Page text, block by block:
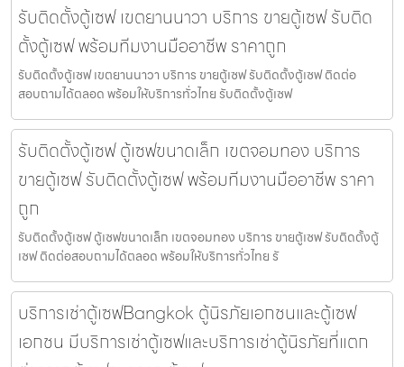
รับติดตั้งตู้เซฟ เขตยานนาวา บริการ ขายตู้เซฟ รับติด
ตั้งตู้เซฟ พร้อมทีมงานมืออาชีพ ราคาถูก
รับติดตั้งตู้เซฟ เขตยานนาวา บริการ ขายตู้เซฟ รับติดตั้งตู้เซฟ ติดต่อ
สอบถามได้ตลอด พร้อมให้บริการทั่วไทย รับติดตั้งตู้เซฟ
รับติดตั้งตู้เซฟ ตู้เซฟขนาดเล็ก เขตจอมทอง บริการ
ขายตู้เซฟ รับติดตั้งตู้เซฟ พร้อมทีมงานมืออาชีพ ราคา
ถูก
รับติดตั้งตู้เซฟ ตู้เซฟขนาดเล็ก เขตจอมทอง บริการ ขายตู้เซฟ รับติดตั้งตู้
เซฟ ติดต่อสอบถามได้ตลอด พร้อมให้บริการทั่วไทย รั
บริการเช่าตู้เซฟBangkok ตู้นิรภัยเอกชนและตู้เซฟ
เอกชน มีบริการเช่าตู้เซฟและบริการเช่าตู้นิรภัยที่แตก